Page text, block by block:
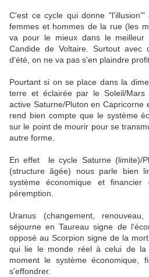
C'est ce cycle qui donne
femmes et hommes de la rue (les
va pour le mieux dans le meilleur
Candide de Voltaire. Surtout avec
d'été, on ne va pas s'en plaindre
Pourtant si on se place dans la
terre et éclairée par le Soleil/
active Saturne/Pluton en Capricorne
rend bien compte que le système
sur le point de mourir pour se
autre forme.
En effet le cycle Saturne (limite)/
(structure âgée) nous parle bien
système économique et
péremption.
Uranus (changement,
séjourne en Taureau signe de
opposé au Scorpion signe de la
qui lie le monde réel à celui de la
moment le système économique,
s'effondrer.